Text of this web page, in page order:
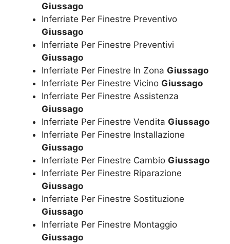
Giussago
Inferriate Per Finestre Preventivo
Giussago
Inferriate Per Finestre Preventivi
Giussago
Inferriate Per Finestre In Zona Giussago
Inferriate Per Finestre Vicino Giussago
Inferriate Per Finestre Assistenza
Giussago
Inferriate Per Finestre Vendita Giussago
Inferriate Per Finestre Installazione
Giussago
Inferriate Per Finestre Cambio Giussago
Inferriate Per Finestre Riparazione
Giussago
Inferriate Per Finestre Sostituzione
Giussago
Inferriate Per Finestre Montaggio
Giussago